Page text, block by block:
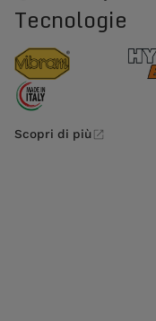
Tecnologie
Scopri di più